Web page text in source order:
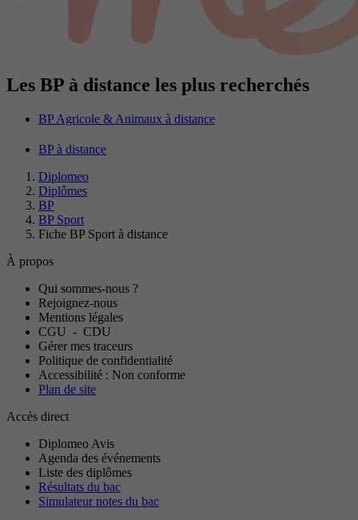
Les BP à distance les plus recherchés
BP Agricole & Animaux à distance
BP à distance
Diplomeo
Diplômes
BP
BP Sport
Fiche BP Sport à distance
À propos
Qui sommes-nous ?
Rejoignez-nous
Mentions légales
CGU - CDU
Gérer mes traceurs
Politique de confidentialité
Accessibilité : Non conforme
Plan de site
Accès direct
Diplomeo Avis
Agenda des événements
Liste des diplômes
Résultats du bac
Simulateur notes du bac